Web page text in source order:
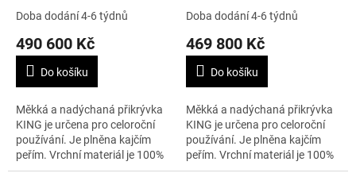
Doba dodání 4-6 týdnů
490 600 Kč
Do košíku
Měkká a nadýchaná přikrývka
KING je určena pro celoroční
používání. Je plněna kajčím
peřím. Vrchní materiál je 100%
stříbrný batist. Velikost je 240 x
Doba dodání 4-6 týdnů
469 800 Kč
Do košíku
Měkká a nadýchaná přikrývka
KING je určena pro celoroční
používání. Je plněna kajčím
peřím. Vrchní materiál je 100%
stříbrný batist. Velikost je 230 x